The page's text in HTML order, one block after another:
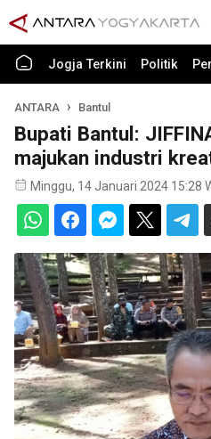
Jogja Terkini Politik
ANTARA Bantul
Bupati Bantul:
majukan industri
Minggu, 14 Januari 2024 15:28